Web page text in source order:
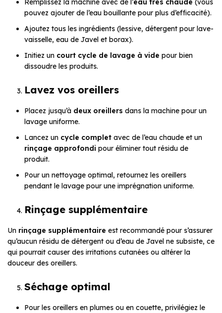
Remplissez la machine avec de l’eau très chaude (vous
pouvez ajouter de l’eau bouillante pour plus d’efficacité).
Ajoutez tous les ingrédients (lessive, détergent pour lave-
vaisselle, eau de Javel et borax).
Initiez un court cycle de lavage à vide pour bien
dissoudre les produits.
Lavez vos oreillers
Placez jusqu’à deux oreillers dans la machine pour un
lavage uniforme.
Lancez un cycle complet avec de l’eau chaude et un
rinçage approfondi pour éliminer tout résidu de
produit.
Pour un nettoyage optimal, retournez les oreillers
pendant le lavage pour une imprégnation uniforme.
Rinçage supplémentaire
Un rinçage supplémentaire est recommandé pour s’assurer
qu’aucun résidu de détergent ou d’eau de Javel ne subsiste, ce
qui pourrait causer des irritations cutanées ou altérer la
douceur des oreillers.
Séchage optimal
Pour les oreillers en plumes ou en couette, privilégiez le